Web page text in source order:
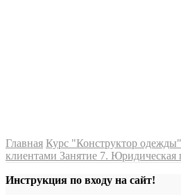
Главная Курс "Конструктор одежды"
клиентами Занятие 7. Юридическая
Инструкция по входу на сайт!